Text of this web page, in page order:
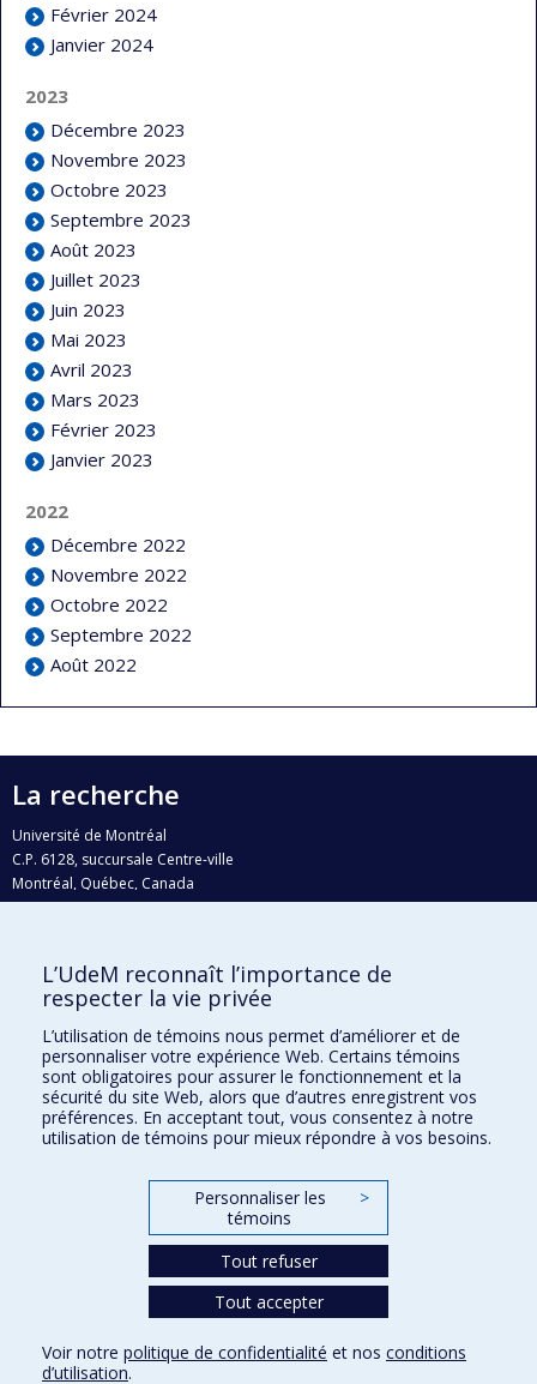
Février 2024
Janvier 2024
2023
Décembre 2023
Novembre 2023
Octobre 2023
Septembre 2023
Août 2023
Juillet 2023
Juin 2023
Mai 2023
Avril 2023
Mars 2023
Février 2023
Janvier 2023
2022
Décembre 2022
Novembre 2022
Octobre 2022
Septembre 2022
Août 2022
La recherche
Université de Montréal
C.P. 6128, succursale Centre-ville
Montréal, Québec, Canada
H3C 3J7
Qui fait quoi?
Nous trouver
Plan du site
Accessibilité
Conditions d’utilisation
L’UdeM reconnaît l’importance de
respecter la vie privée
L’utilisation de témoins nous permet d’améliorer et de
personnaliser votre expérience Web. Certains témoins
sont obligatoires pour assurer le fonctionnement et la
sécurité du site Web, alors que d’autres enregistrent vos
préférences. En acceptant tout, vous consentez à notre
utilisation de témoins pour mieux répondre à vos besoins.
Personnaliser les
témoins
>
Tout refuser
Tout accepter
Voir notre politique de confidentialité et nos conditions
d’utilisation.